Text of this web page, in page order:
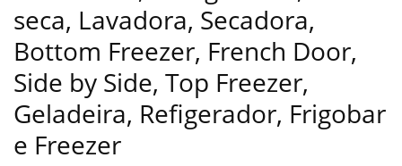
seca, Lavadora, Secadora,
Bottom Freezer, French Door,
Side by Side, Top Freezer,
Geladeira, Refigerador, Frigobar
e Freezer